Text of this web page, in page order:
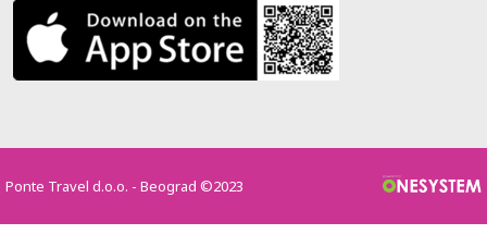
Ponte Travel d.o.o. - Beograd ©2023